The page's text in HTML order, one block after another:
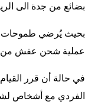
بضائع من جدة الى
بحيث يُرضي طموحات
عملية شحن عفش من
في حالة أن قرر
الفردي مع أشخاص